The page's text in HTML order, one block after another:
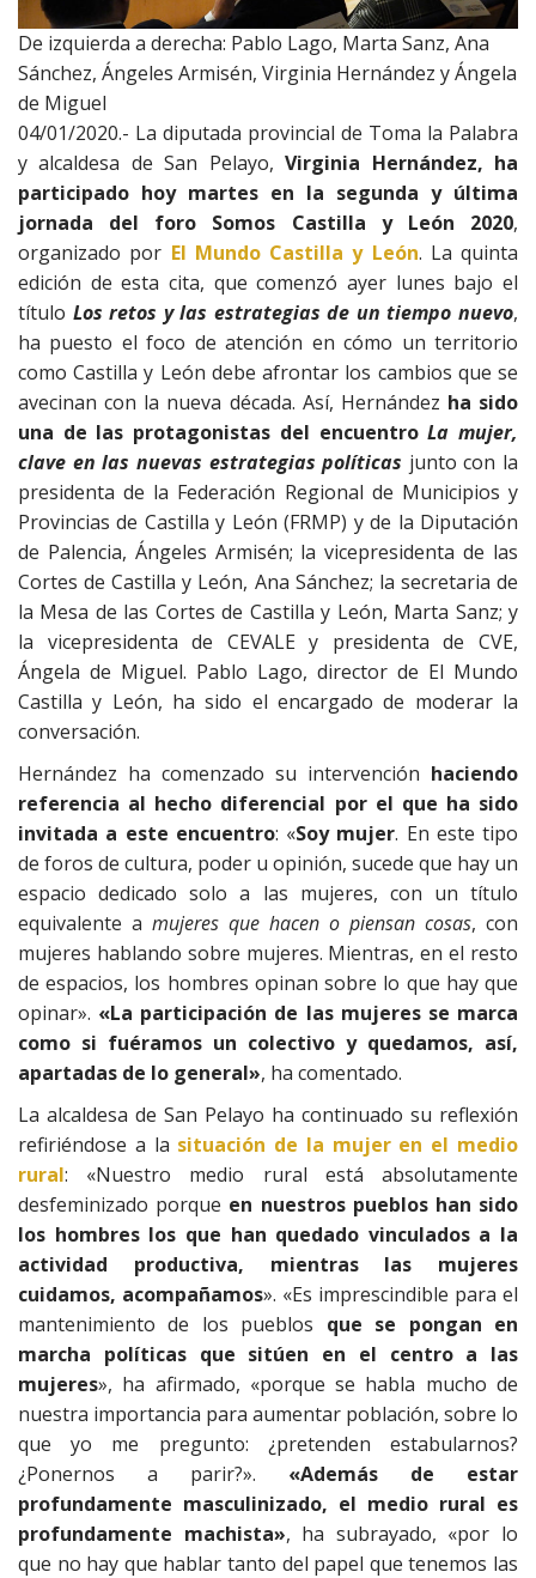
De izquierda a derecha: Pablo Lago, Marta Sanz, Ana
Sánchez, Ángeles Armisén, Virginia Hernández y Ángela
de Miguel
04/01/2020.- La diputada provincial de Toma la Palabra
y alcaldesa de San Pelayo,Virginia Hernández, ha
participado hoy martes en la segunda y última
jornada del foro Somos Castilla y León 2020,
organizado por El Mundo Castilla y León. La quinta
edición de esta cita, que comenzó ayer lunes bajo el
título Los retos y las estrategias de un tiempo nuevo,
ha puesto el foco de atención en cómo un territorio
como Castilla y León debe afrontar los cambios que se
avecinan con la nueva década. Así, Hernández ha sido
una de las protagonistas del encuentroLa mujer,
clave en las nuevas estrategias políticas junto con la
presidenta de la Federación Regional de Municipios y
Provincias de Castilla y León (FRMP) y de la Diputación
de Palencia, Ángeles Armisén; la vicepresidenta de las
Cortes de Castilla y León, Ana Sánchez; la secretaria de
la Mesa de las Cortes de Castilla y León, Marta Sanz; y
la vicepresidenta de CEVALE y presidenta de CVE,
Ángela de Miguel. Pablo Lago, director de El Mundo
Castilla y León, ha sido el encargado de moderar la
conversación.
Hernández ha comenzado su intervención haciendo
referencia al hecho diferencial por el que ha sido
invitada a este encuentro: «Soy mujer. En este tipo
de foros de cultura, poder u opinión, sucede que hay un
espacio dedicado solo a las mujeres, con un título
equivalente a mujeres que hacen o piensan cosas, con
mujeres hablando sobre mujeres. Mientras, en el resto
de espacios, los hombres opinan sobre lo que hay que
opinar». «La participación de las mujeres se marca
como si fuéramos un colectivo y quedamos, así,
apartadas de lo general», ha comentado.
La alcaldesa de San Pelayo ha continuado su reflexión
refiriéndose a la situación de la mujer en el medio
rural: «Nuestro medio rural está absolutamente
desfeminizado porque en nuestros pueblos han sido
los hombres los que han quedado vinculados a la
actividad productiva, mientras las mujeres
cuidamos, acompañamos». «Es imprescindible para el
mantenimiento de los pueblos que se pongan en
marcha políticas que sitúen en el centro a las
mujeres», ha afirmado, «porque se habla mucho de
nuestra importancia para aumentar población, sobre lo
que yo me pregunto: ¿pretenden estabularnos?
¿Ponernos a parir?». «Además de estar
profundamente masculinizado, el medio rural es
profundamente machista», ha subrayado, «por lo
que no hay que hablar tanto del papel que tenemos las